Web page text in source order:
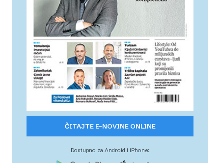
ČITAJTE E-NOVINE ONLINE
Dostupno za Android i iPhone: